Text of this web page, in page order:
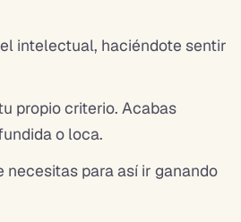
intelectual, haciéndote sentir
propio criterio. Acabas
o loca.
necesitas para así ir ganando